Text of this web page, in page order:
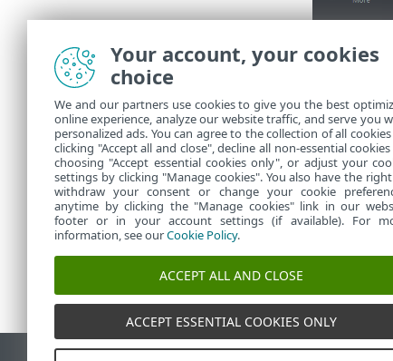
Your account, your cookies
choice
We and our partners use cookies to give you the best
online experience, analyze our website traffic, and serve you
personalized ads. You can agree to the collection of all
clicking "Accept all and close", decline all non-essential
choosing "Accept essential cookies only", or adjust your
settings by clicking "Manage cookies". You also have the
withdraw your consent or change your cookie
anytime by clicking the "Manage cookies" link in our
footer or in your account settings (if available). For
information, see ourCookie Policy.
ACCEPT ALL AND CLOSE
ACCEPT ESSENTIAL COOKIES ONLY